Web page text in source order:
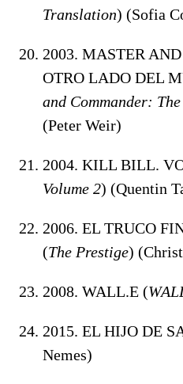
Translation) (Sofia
2003. MASTER
OTRO LADO DEL
and Commander:
(Peter Weir)
2004. KILL BILL.
Volume 2) (Quentin
2006. EL TRUCO
(The Prestige)
2008. WALL.E (
2015. EL HIJO DE
Nemes)